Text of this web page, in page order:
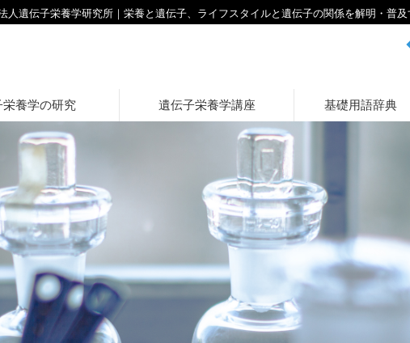
人遺伝子栄養学研究所｜栄養と遺伝子、ライフスタイルと遺伝子の関係を解明・普及
栄養学の研究 遺伝子栄養学講座 基礎用語辞典